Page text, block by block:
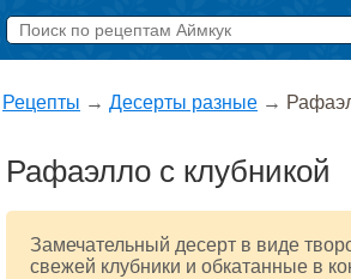
Рецепты → Десерты разные →
Рафаэлло с клубникой
Замечательный десерт в виде
свежей клубники и обкатанные в